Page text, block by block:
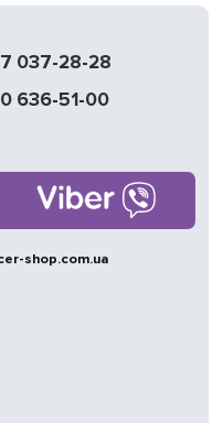
037-28-28
636-51-00
shop.com.ua